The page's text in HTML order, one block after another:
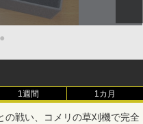
●
1週間 1カ月
の戦い、コメリの草刈機で完全